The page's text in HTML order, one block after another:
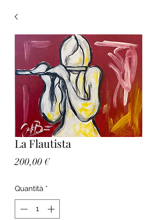
La Flautista
200,00 €Prezzo
Quantità *